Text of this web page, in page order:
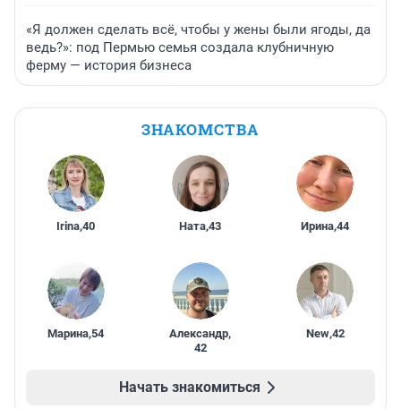
«Я должен сделать всё, чтобы у жены были ягоды, да
ведь?»: под Пермью семья создала клубничную
ферму — история бизнеса
ЗНАКОМСТВА
Irina,40 Ната,43 Ирина,44
Марина,54 Александр,
42
New,42
Начать знакомиться